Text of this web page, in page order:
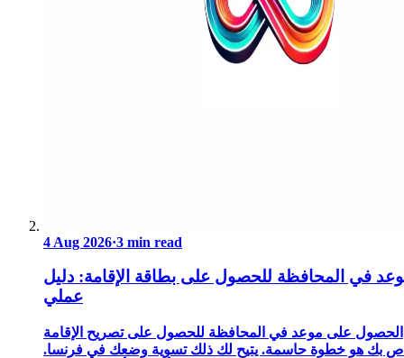
4 Aug 2026·3 min read
في المحافظة للحصول على بطاقة الإقامة: دليل
عملي
الحصول على موعد في المحافظة للحصول على تصريح الإقامة
بك هو خطوة حاسمة. يتيح لك ذلك تسوية وضعك في فرنسا.